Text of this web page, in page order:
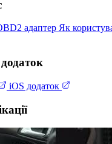
адаптер Як
iOS додаток